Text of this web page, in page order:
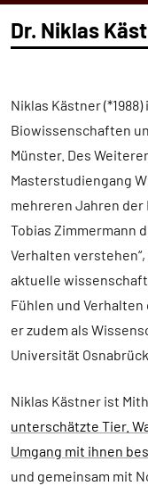
Dr. Niklas
Niklas Kästner
Biowissenschaften
Münster. Des
Masterstudiengang
mehreren Jahren der
Tobias Zimmermann
Verhalten
aktuelle
Fühlen und
er zudem als
Universität Osnabrück.
Niklas Kästner ist
unterschätzte Tier.
Umgang mit ihnen
und gemeinsam mit